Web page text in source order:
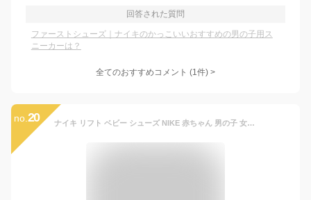
回答された質問
ファーストシューズ｜ナイキのかっこいいおすすめの男の子用ス
ニーカーは？
全てのおすすめコメント (1件) >
no. 20 ナイキ リフト ベビー シューズ NIKE 赤ちゃん 男の子 女の子 キッズ 子供靴 ファーストシューズ スニーカー ローカット 出産祝い プレゼント ギフト 親子コーデ 軽量 調節可能 着脱簡単 マジックテープ 黒 ブラック SU23 317415-014 【Black_c】